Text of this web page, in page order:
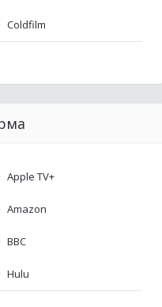
Coldfilm
Apple TV+
Amazon
BBC
Hulu